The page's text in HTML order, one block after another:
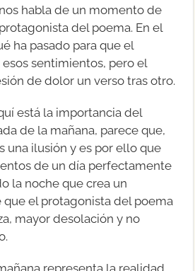
habla de un momento de
del poema. En el
ha pasado para que el
sentimientos, pero el
de dolor un verso tras otro.
está la importancia del
de la mañana, parece que,
una ilusión y es por ello que
de un día perfectamente
la noche que crea un
el protagonista del poema
mayor desolación y no
representa la realidad,